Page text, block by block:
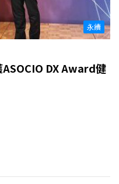
永續
DX Award健